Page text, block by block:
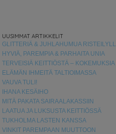
UUSIMMAT ARTIKKELIT
GLITTERIÄ & JUHLAHUMUA
HYVIÄ, PAREMPIA & PARHAITA UNIA
TERVEISIÄ KEITTIÖSTÄ –
ELÄMÄN IHMEITÄ TALTIOIMASSA
VAUVA TULI!
IHANA KESÄIHO
MITÄ PAKATA SAIRAALAKASSIIN
LAATUA JA LUKSUSTA KEITTIÖSSÄ
TUKHOLMA LASTEN KANSSA
VINKIT PAREMPAAN MUUTTOON